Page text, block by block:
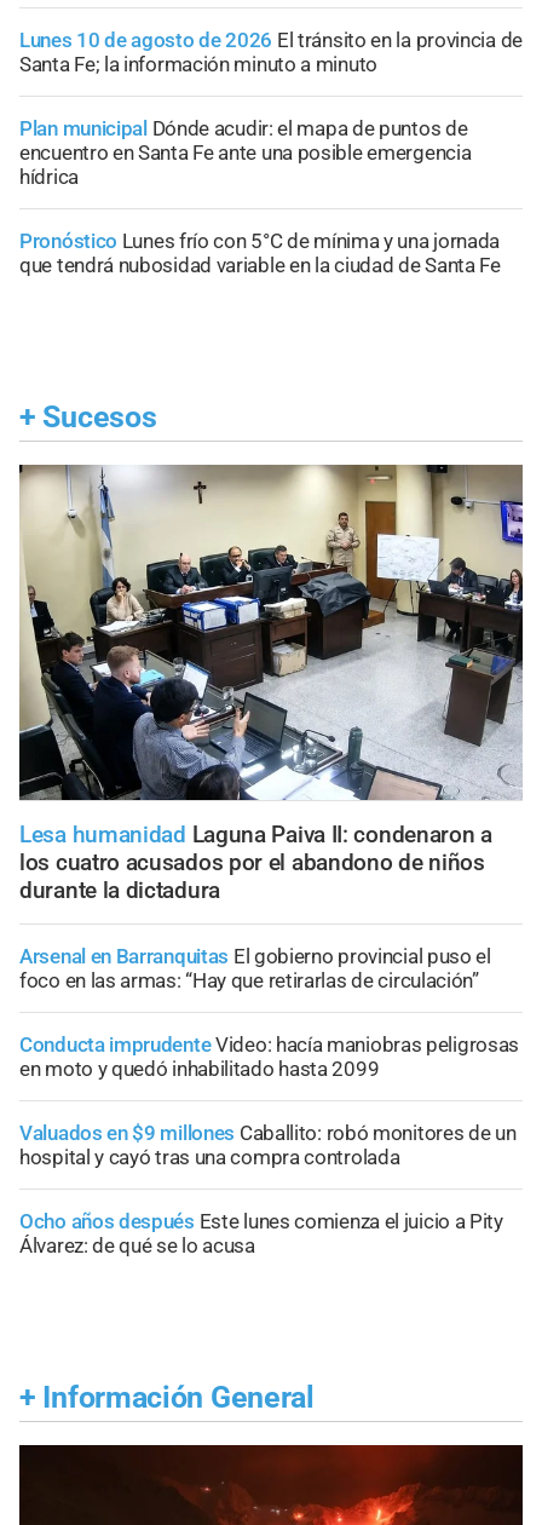
Lunes 10 de agosto de 2026 El tránsito en la provincia de
Santa Fe; la información minuto a minuto
Plan municipal Dónde acudir: el mapa de puntos de
encuentro en Santa Fe ante una posible emergencia
hídrica
Pronóstico Lunes frío con 5°C de mínima y una jornada
que tendrá nubosidad variable en la ciudad de Santa Fe
+ Sucesos
Lesa humanidad Laguna Paiva II: condenaron a
los cuatro acusados por el abandono de niños
durante la dictadura
Arsenal en Barranquitas El gobierno provincial puso el
foco en las armas: “Hay que retirarlas de circulación”
Conducta imprudenteVideo: hacía maniobras peligrosas
en moto y quedó inhabilitado hasta 2099
Valuados en $9 millones Caballito: robó monitores de un
hospital y cayó tras una compra controlada
Ocho años después Este lunes comienza el juicio a Pity
Álvarez: de qué se lo acusa
+ Información General